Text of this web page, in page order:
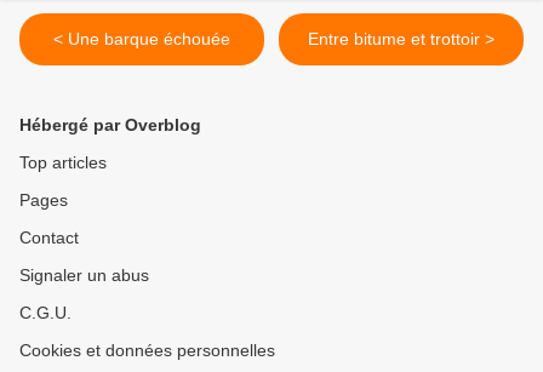
< Une barque échouée Entre bitume et trottoir >
Hébergé par Overblog
Top articles
Pages
Contact
Signaler un abus
C.G.U.
Cookies et données personnelles